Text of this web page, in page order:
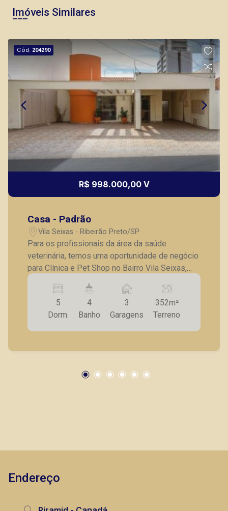
CRECI 234.175 - Venda
(16) 99327-7979
Corretor(a) Online
CORRETOR DE PLANTÃO
Marcos Antonio Ferreira
Corretor(a) Online
CORRETOR DE PLANTÃO
(16) 99222-2915
Imóveis Similares
Cód. 204290
R$ 998.000,00 V
Casa - Padrão
Vila Seixas - Ribeirão Preto/SP
Para os profissionais da área da saúde
veterinária, temos uma oportunidade de negócio
para Clínica e Pet Shop no Bairro Vila Seixas,
região próxima aos bairros: Jardim América,
Jardim Paulista e Paulistano, Jardim Macedo e
Higienópolis (Centro). Localizado em uma rua de
movimento gerado pela Avenida Francisco
Junqueira com destino à Avenida
área construída, onde foi projetada
funcionamento de Clínica Veterinária com Centro
gatos, de cães, de soro, medicação e vacinação;
banheiro family/ sala de paramentação, sala de
lavagem e esterilização de materiais cirúrgicos/
5
Dorm.
4
Banho
3
Garagens
352m²
Terreno
Endereço